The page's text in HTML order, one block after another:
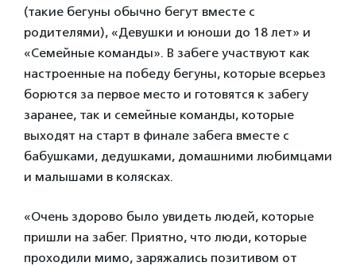
(такие бегуны обычно бегут вместе с
родителями), «Девушки и юноши до 18 лет» и
«Семейные команды». В забеге участвуют как
настроенные на победу бегуны, которые всерьез
борются за первое место и готовятся к забегу
заранее, так и семейные команды, которые
выходят на старт в финале забега вместе с
бабушками, дедушками, домашними любимцами
и малышами в колясках.
«Очень здорово было увидеть людей, которые
пришли на забег. Приятно, что люди, которые
проходили мимо, заряжались позитивом от